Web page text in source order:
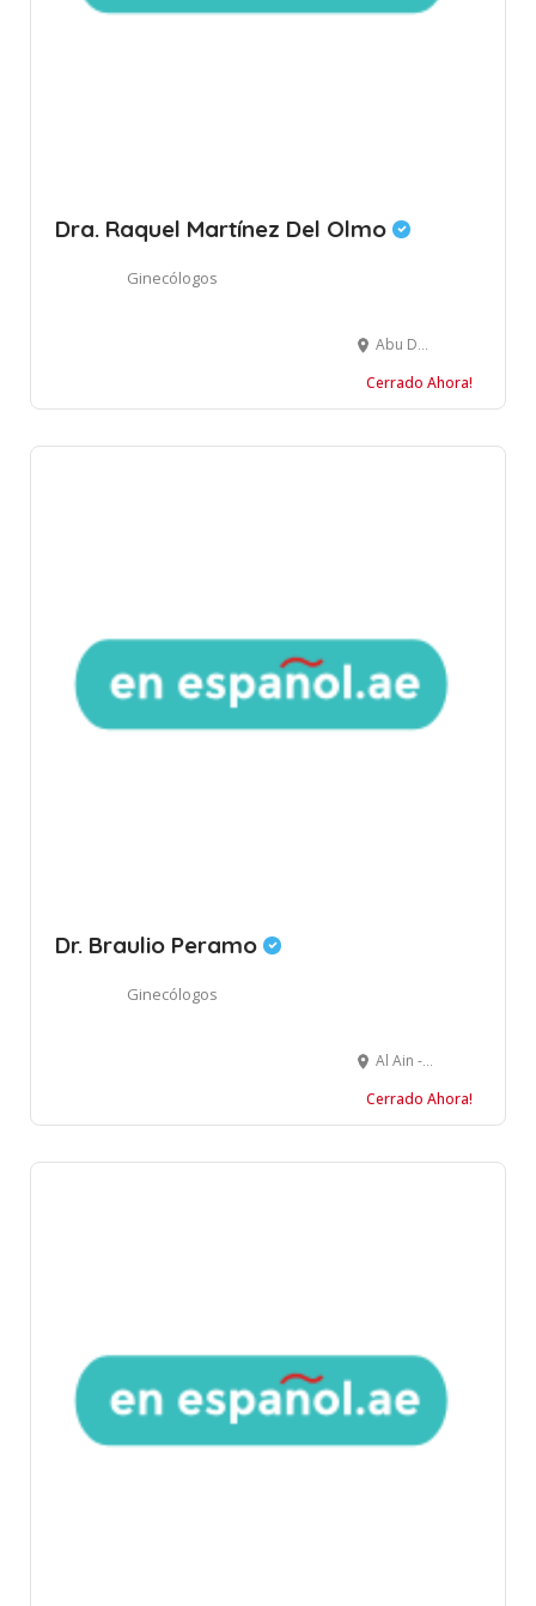
Dra. Raquel Martínez Del Olmo
Ginecólogos
Abu Dhabi - Abu Dabi - Emiratos Árabes Unidos
Cerrado Ahora!
Dr. Braulio Peramo
Ginecólogos
Al Ain - Abu Dabi - Emiratos Árabes Unidos
Cerrado Ahora!